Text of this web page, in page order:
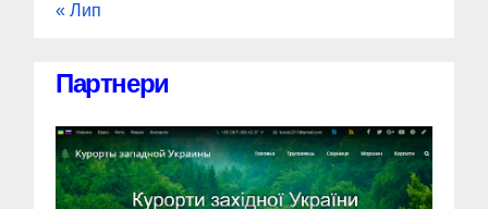
« Лип
Партнери